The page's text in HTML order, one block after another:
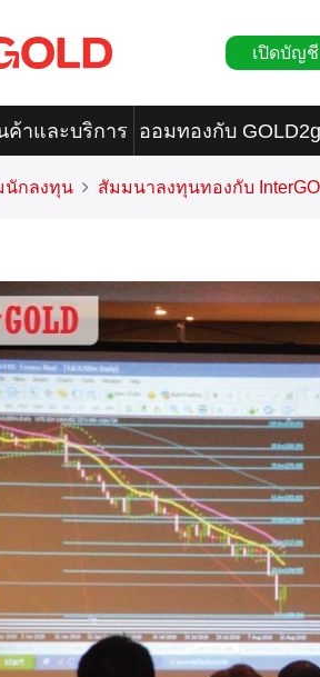
เปิดบัญชี
ค้าและบริการ ออมทองกับ
นักลงทุน สัมมนาลงทุนทองกับ